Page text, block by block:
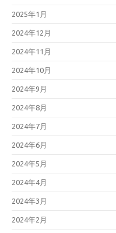
2025年1月
2024年12月
2024年11月
2024年10月
2024年9月
2024年8月
2024年7月
2024年6月
2024年5月
2024年4月
2024年3月
2024年2月